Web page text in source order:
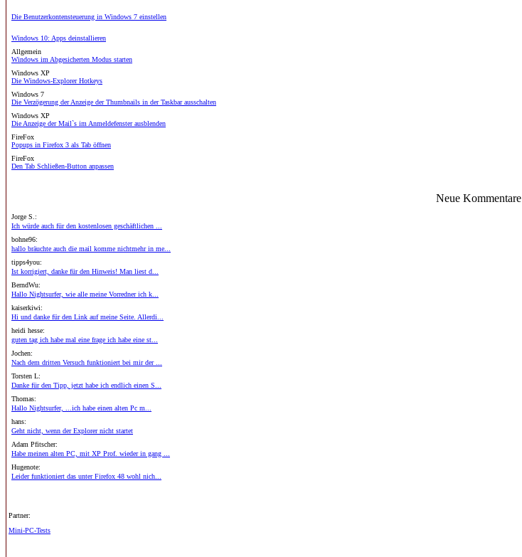
Die Benutzerkontensteuerung in Windows 7 einstellen
Windows 10: Apps deinstallieren
Allgemein
Windows im Abgesicherten Modus starten
Windows XP
Die Windows-Explorer Hotkeys
Windows 7
Die Verzögerung der Anzeige der Thumbnails in der Taskbar ausschalten
Windows XP
Die Anzeige der Mail`s im Anmeldefenster ausblenden
FireFox
Popups in Firefox 3 als Tab öffnen
FireFox
Den Tab Schließen-Button anpassen
Neue Kommentare
Jorge S.:
Ich würde auch für den kostenlosen geschäftlichen ...
bohne96:
hallo bräuchte auch die mail komme nichtmehr in me...
tipps4you:
Ist korrigiert, danke für den Hinweis! Man liest d...
BerndWu:
Hallo Nightsurfer, wie alle meine Vorredner ich k...
kaiserkiwi:
Hi und danke für den Link auf meine Seite. Allerdi...
heidi hesse:
guten tag ich habe mal eine frage ich habe eine st...
Jochen:
Nach dem dritten Versuch funktioniert bei mir der ...
Torsten L:
Danke für den Tipp, jetzt habe ich endlich einen S...
Thomas:
Hallo Nightsurfer, ...ich habe einen alten Pc m...
hans:
Geht nicht, wenn der Explorer nicht startet
Adam Pfitscher:
Habe meinen alten PC, mit XP Prof. wieder in gang ...
Hugenote:
Leider funktioniert das unter Firefox 48 wohl nich...
Partner:
Mini-PC-Tests